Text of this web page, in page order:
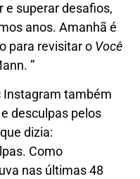
e superar desafios,
anos. Amanhã é
para revisitar o Você
”
Instagram também
desculpas pelos
dizia:
Como
nas últimas 48